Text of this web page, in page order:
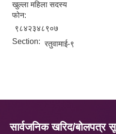
खुल्ला महिला सदस्य
फोन:
९८४२३४८९०७
Section: रतुवामाई-९
सार्वजनिक खरिद/बोलपत्र